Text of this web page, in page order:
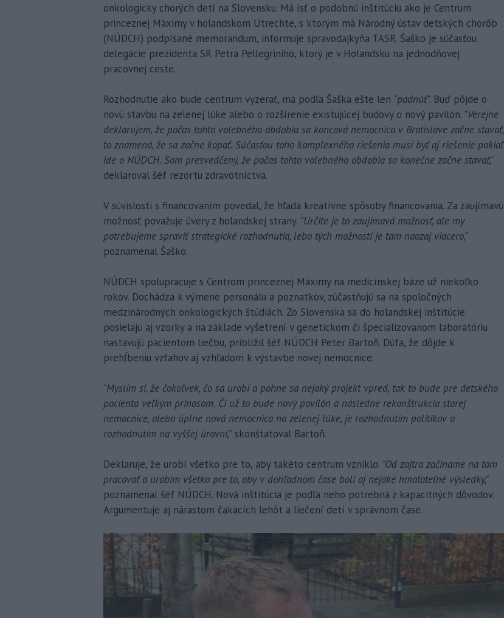
onkologicky chorých detí na Slovensku. Má ísť o podobnú inštitúciu ako je Centrum
princeznej Máximy v holandskom Utrechte, s ktorým má Národný ústav detských chorôb
(NÚDCH) podpísané memorandum, informuje spravodajkyňa TASR. Šaško je súčasťou
delegácie prezidenta SR Petra Pellegriniho, ktorý je v Holandsku na jednodňovej
pracovnej ceste.
Rozhodnutie ako bude centrum vyzerať, má podľa Šaška ešte len "padnúť". Buď pôjde o
novú stavbu na zelenej lúke alebo o rozšírenie existujúcej budovy o nový pavilón. "Verejne
deklarujem, že počas tohto volebného obdobia sa koncová nemocnica v Bratislave začne stavať,
to znamená, že sa začne kopať. Súčasťou toho komplexného riešenia musí byť aj riešenie pokiaľ
ide o NÚDCH. Som presvedčený, že počas tohto volebného obdobia sa konečne začne stavať,"
deklaroval šéf rezortu zdravotníctva.
V súvislosti s financovaním povedal, že hľadá kreatívne spôsoby financovania. Za zaujímavú
možnosť považuje úvery z holandskej strany. "Určite je to zaujímavá možnosť, ale my
potrebujeme spraviť strategické rozhodnutia, lebo tých možností je tam naozaj viacero,"
poznamenal Šaško.
NÚDCH spolupracuje s Centrom princeznej Máximy na medicínskej báze už niekoľko
rokov. Dochádza k výmene personálu a poznatkov, zúčastňujú sa na spoločných
medzinárodných onkologických štúdiách. Zo Slovenska sa do holandskej inštitúcie
posielajú aj vzorky a na základe vyšetrení v genetickom či špecializovanom laboratóriu
nastavujú pacientom liečbu, priblížil šéf NÚDCH Peter Bartoň. Dúfa, že dôjde k
prehĺbeniu vzťahov aj vzhľadom k výstavbe novej nemocnice.
"Myslím si, že čokoľvek, čo sa urobí a pohne sa nejaký projekt vpred, tak to bude pre detského
pacienta veľkým prínosom. Či už to bude nový pavilón a následne rekonštrukcia starej
nemocnice, alebo úplne nová nemocnica na zelenej lúke, je rozhodnutím politikov a
rozhodnutím na vyššej úrovni," skonštatoval Bartoň.
Deklaruje, že urobí všetko pre to, aby takéto centrum vzniklo. "Od zajtra začíname na tom
pracovať a urobím všetko pre to, aby v dohľadnom čase boli aj nejaké hmatateľné výsledky,"
poznamenal šéf NÚDCH. Nová inštitúcia je podľa neho potrebná z kapacitných dôvodov.
Argumentuje aj nárastom čakacích lehôt a liečení detí v správnom čase.